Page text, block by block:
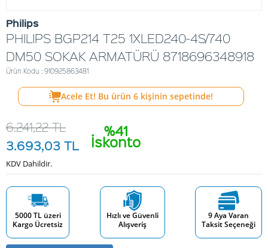
Philips
PHILIPS BGP214 T25 1XLED240-4S/740
DM50 SOKAK ARMATÜRÜ 8718696348918
Ürün Kodu : 910925863481
Acele Et! Bu ürün 6 kişinin sepetinde!
%41
İskonto
6.241,22TL
3.693,03 TL
KDV Dahildir.
5000 TL üzeri
Kargo Ücretsiz
Hızlı ve Güvenli
Alışveriş
9 Aya Varan
Taksit Seçeneği